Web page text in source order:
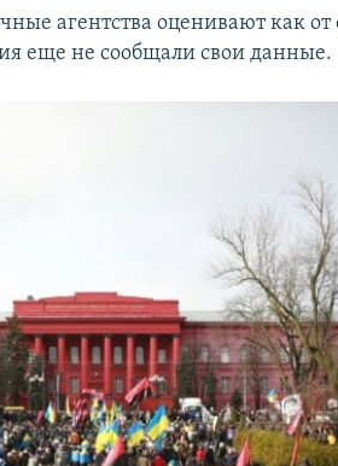
агентства оценивают как
еще не сообщали свои данные.